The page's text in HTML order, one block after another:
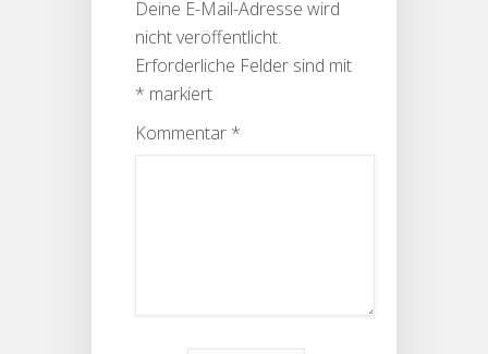
Deine E-Mail-Adresse wird
nicht veröffentlicht.
Erforderliche Felder sind mit
* markiert
Kommentar *